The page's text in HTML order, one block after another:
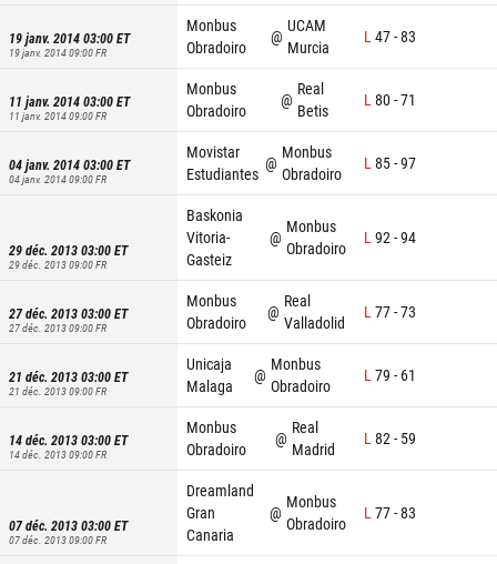
19 janv. 2014 03:00ET
19 janv. 2014 09:00FR
Monbus
Obradoiro
@
UCAM
Murcia
L47-83
11 janv. 2014 03:00ET
11 janv. 2014 09:00FR
Monbus
Obradoiro
@
Real
Betis
L80-71
04 janv. 2014 03:00ET
04 janv. 2014 09:00FR
Movistar
Estudiantes
@
Monbus
Obradoiro
L85-97
29 déc. 2013 03:00ET
29 déc. 2013 09:00FR
Baskonia
Vitoria-
Gasteiz
@
Monbus
Obradoiro
L92-94
27 déc. 2013 03:00ET
27 déc. 2013 09:00FR
Monbus
Obradoiro
@
Real
Valladolid
L77-73
21 déc. 2013 03:00ET
21 déc. 2013 09:00FR
Unicaja
Malaga
@
Monbus
Obradoiro
L79 - 61
14 déc. 2013 03:00ET
14 déc. 2013 09:00FR
Monbus
Obradoiro
@
Real
Madrid
L82- 59
07 déc. 2013 03:00ET
07 déc. 2013 09:00FR
Dreamland
Gran
Canaria
@
Monbus
Obradoiro
L77-83